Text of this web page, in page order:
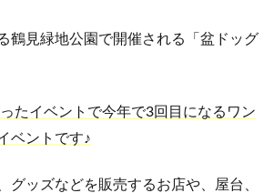
鶴見緑地公園で開催される「盆ドッグ
たイベントで今年で3回目になるワン
ベントです♪
グッズなどを販売するお店や、屋台、